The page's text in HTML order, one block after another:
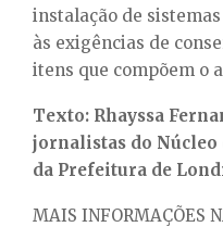
instalação de
às exigências de
itens que compõem o
Texto: Rhayssa
jornalistas do Núcleo
da Prefeitura de
MAIS INFORMAÇÕES